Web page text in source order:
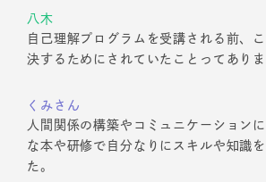
八木
自己理解プログラムを受講される前、
決するためにされていたことってありま
くみさん
人間関係の構築やコミュニケーション
な本や研修で自分なりにスキルや知識
た。